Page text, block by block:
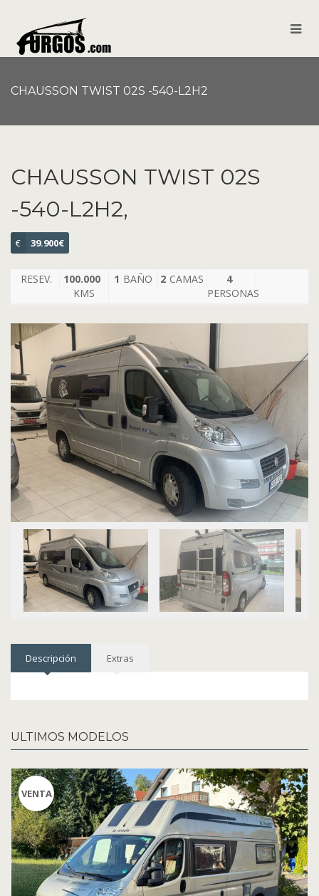
CHAUSSON TWIST 02S -540-L2H2
CHAUSSON TWIST 02S
-540-L2H2,
€ 39.900€
RESEV.
100.000
KMS
1 BAÑO 2 CAMAS
4
PERSONAS
Descripción Extras
ULTIMOS MODELOS
VENTA